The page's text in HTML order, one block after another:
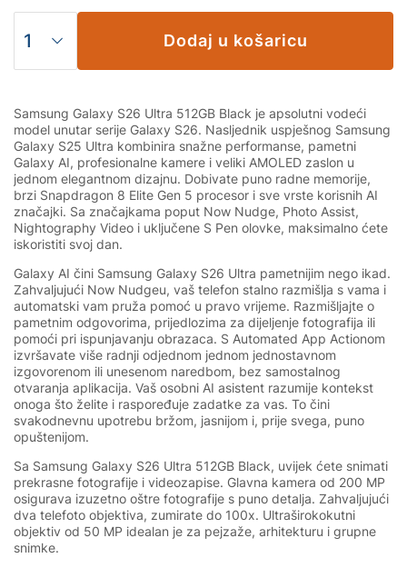
Samsung Galaxy S26 Ultra 512GB Black je apsolutni vodeći
model unutar serije Galaxy S26. Nasljednik uspješnog Samsung
Galaxy S25 Ultra kombinira snažne performanse, pametni
Galaxy AI, profesionalne kamere i veliki AMOLED zaslon u
jednom elegantnom dizajnu. Dobivate puno radne memorije,
brzi Snapdragon 8 Elite Gen 5 procesor i sve vrste korisnih AI
značajki. Sa značajkama poput Now Nudge, Photo Assist,
Nightography Video i uključene S Pen olovke, maksimalno ćete
iskoristiti svoj dan.
Galaxy AI čini Samsung Galaxy S26 Ultra pametnijim nego ikad.
Zahvaljujući Now Nudgeu, vaš telefon stalno razmišlja s vama i
automatski vam pruža pomoć u pravo vrijeme. Razmišljajte o
pametnim odgovorima, prijedlozima za dijeljenje fotografija ili
pomoći pri ispunjavanju obrazaca. S Automated App Actionom
izvršavate više radnji odjednom jednom jednostavnom
izgovorenom ili unesenom naredbom, bez samostalnog
otvaranja aplikacija. Vaš osobni AI asistent razumije kontekst
onoga što želite i raspoređuje zadatke za vas. To čini
svakodnevnu upotrebu bržom, jasnijom i, prije svega, puno
opuštenijom.
Sa Samsung Galaxy S26 Ultra 512GB Black, uvijek ćete snimati
prekrasne fotografije i videozapise. Glavna kamera od 200 MP
osigurava izuzetno oštre fotografije s puno detalja. Zahvaljujući
dva telefoto objektiva, zumirate do 100x. Ultraširokokutni
objektiv od 50 MP idealan je za pejzaže, arhitekturu i grupne
snimke.
Dodaj u košaricu